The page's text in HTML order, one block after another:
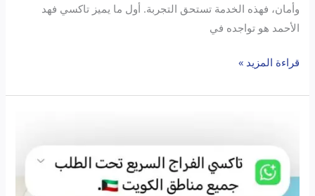
وأمان، فهذه الخدمة تستحق التجربة. أول ما يميز تاكسي فهد
الأحمد هو تواجده في
قراءة المزيد »
جميع
مناطق